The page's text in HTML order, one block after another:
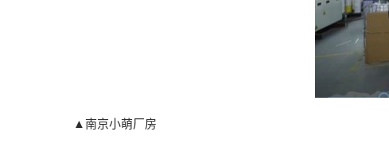
▲南京小萌厂房